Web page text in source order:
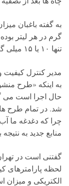
گرم در هر لیتر
تنها ۱۰ یا ۱۵ میلی گرم است.
مدیر کنترل کیفیت
به اینکه «طرح
حال اجرا است می
شد. در تمام طرح
چرا که دغدغه ما
منابع جدید به نتیجه
لحظه پارامترهای
الکتریکی و